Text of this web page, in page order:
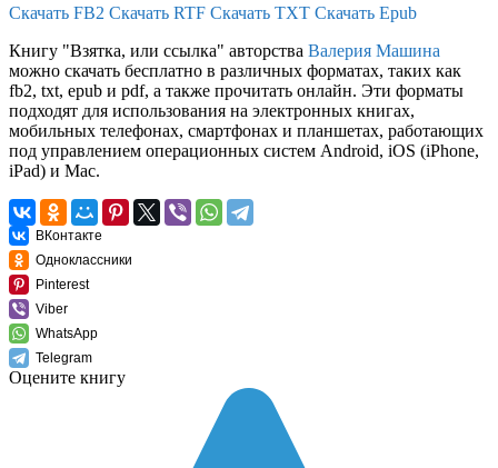
Скачать FB2 Скачать RTF Скачать TXT Скачать Epub
Книгу "Взятка, или ссылка" авторства Валерия Машина
можно скачать бесплатно в различных форматах, таких как
fb2, txt, epub и pdf, а также прочитать онлайн. Эти форматы
подходят для использования на электронных книгах,
мобильных телефонах, смартфонах и планшетах, работающих
под управлением операционных систем Android, iOS (iPhone,
iPad) и Mac.
ВКонтакте
Одноклассники
Pinterest
Viber
WhatsApp
Telegram
Оцените книгу